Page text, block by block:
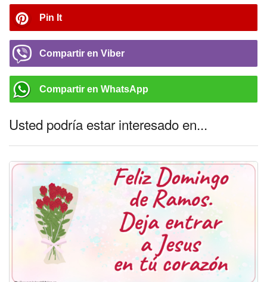
Pin It
Compartir en Viber
Compartir en WhatsApp
Usted podría estar interesado en...